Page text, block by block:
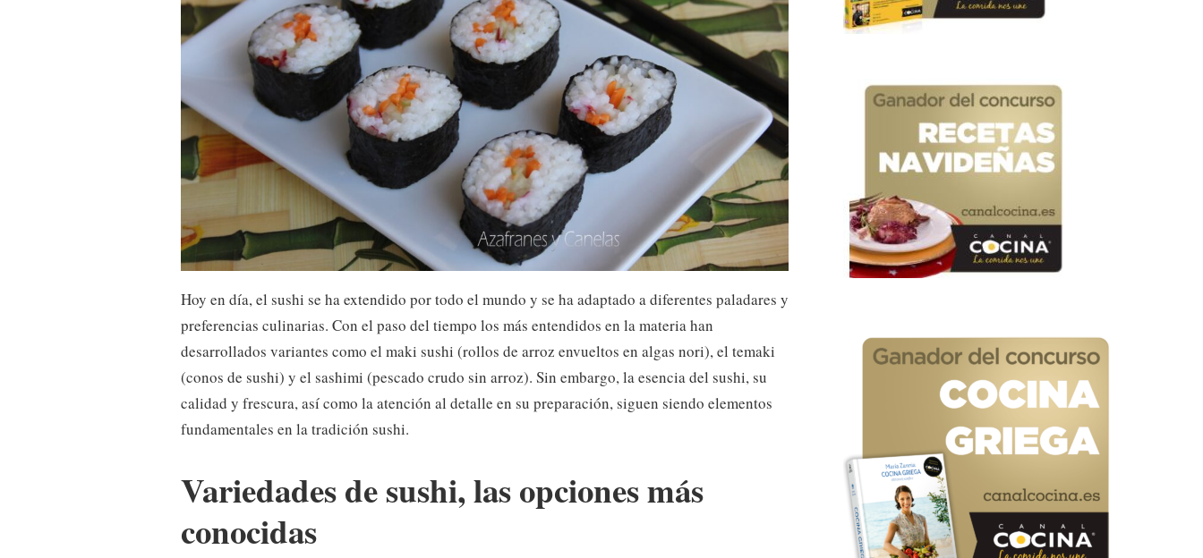
Hoy en día, el sushi se ha extendido por todo el mundo y se ha adaptado a diferentes paladares y
preferencias culinarias. Con el paso del tiempo los más entendidos en la materia han
desarrollados variantes como el maki sushi (rollos de arroz envueltos en algas nori), el temaki
(conos de sushi) y el sashimi (pescado crudo sin arroz). Sin embargo, la esencia del sushi, su
calidad y frescura, así como la atención al detalle en su preparación, siguen siendo elementos
fundamentales en la tradición sushi.
Variedades de sushi, las opciones más
conocidas